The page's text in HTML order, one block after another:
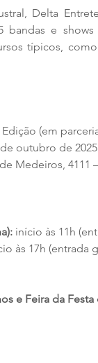
Delta
bandas e
típicos,
(em
outubro de 2025
Medeiros, 4111
início às 11h
às 17h (entrada
e Feira da Festa